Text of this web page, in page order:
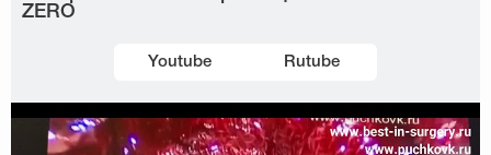
ZERO
Youtube Rutube